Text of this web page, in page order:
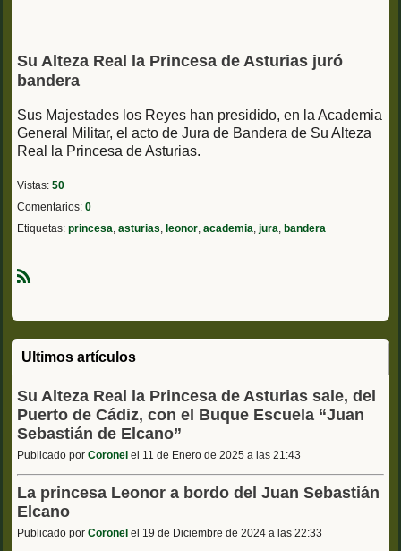
Su Alteza Real la Princesa de Asturias juró
bandera
Sus Majestades los Reyes han presidido, en la Academia
General Militar, el acto de Jura de Bandera de Su Alteza
Real la Princesa de Asturias.
Vistas: 50
Comentarios: 0
Etiquetas: princesa, asturias, leonor, academia, jura, bandera
S
Ultimos artículos
Su Alteza Real la Princesa de Asturias sale, del
Puerto de Cádiz, con el Buque Escuela “Juan
Sebastián de Elcano”
Publicado por Coronel el 11 de Enero de 2025 a las 21:43
La princesa Leonor a bordo del Juan Sebastián
Elcano
Publicado por Coronel el 19 de Diciembre de 2024 a las 22:33